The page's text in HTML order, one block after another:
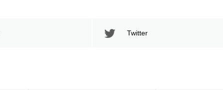
Twitter